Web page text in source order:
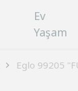
Ev
Yaşam
Eglo 99205